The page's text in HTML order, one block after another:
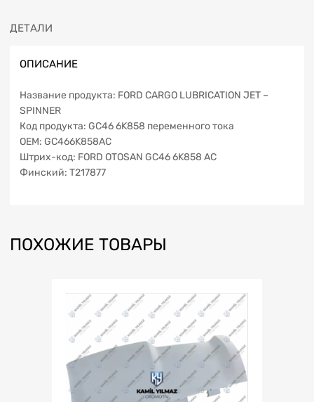
ДЕТАЛИ
ОПИСАНИЕ
Название продукта: FORD CARGO LUBRICATION JET –
SPINNER
Код продукта: GC46 6K858 переменного тока
OEM: GC466K858AC
Штрих-код: FORD OTOSAN GC46 6K858 AC
Финский: T217877
ПОХОЖИЕ ТОВАРЫ